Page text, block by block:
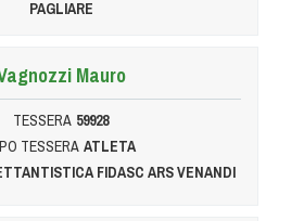
PAGLIARE
Mauro
TESSERA 59928
TESSERA ATLETA
FIDASC ARS VENANDI
Field Target
Paintball